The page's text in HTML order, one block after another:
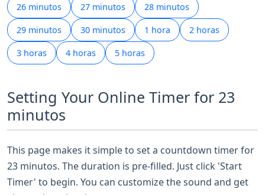
26 minutos 27 minutos 28 minutos
29 minutos 30 minutos 1 hora 2 horas
3 horas 4 horas 5 horas
Setting Your Online Timer for 23
minutos
This page makes it simple to set a countdown timer for
23 minutos. The duration is pre-filled. Just click 'Start
Timer' to begin. You can customize the sound and get